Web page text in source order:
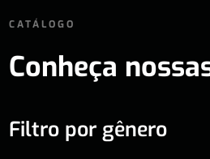
CATÁLOGO
Conheça
Filtro por gênero